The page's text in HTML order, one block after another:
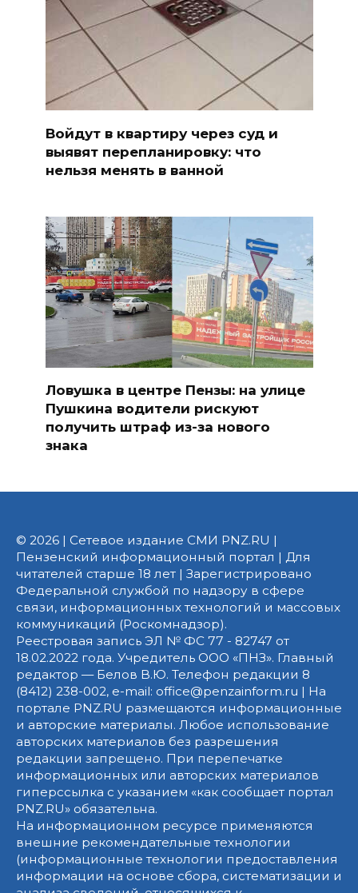
Войдут в квартиру через суд и
выявят перепланировку: что
нельзя менять в ванной
Ловушка в центре Пензы: на улице
Пушкина водители рискуют
получить штраф из-за нового
знака
© 2026 | Сетевое издание СМИ PNZ.RU |
Пензенский информационный портал | Для
читателей старше 18 лет | Зарегистрировано
Федеральной службой по надзору в сфере
связи, информационных технологий и массовых
коммуникаций (Роскомнадзор).
Реестровая запись ЭЛ № ФС 77 - 82747 от
18.02.2022 года. Учредитель ООО «ПНЗ». Главный
редактор — Белов В.Ю. Телефон редакции 8
(8412) 238-002, e-mail: office@penzainform.ru | На
портале PNZ.RU размещаются информационные
и авторские материалы. Любое использование
авторских материалов без разрешения
редакции запрещено. При перепечатке
информационных или авторских материалов
гиперссылка с указанием «как сообщает портал
PNZ.RU» обязательна.
На информационном ресурсе применяются
внешние рекомендательные технологии
(информационные технологии предоставления
информации на основе сбора, систематизации и